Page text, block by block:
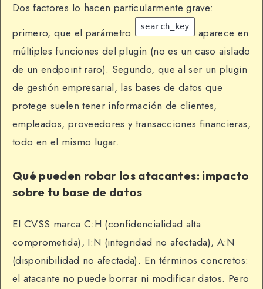
Dos factores lo hacen particularmente grave:
primero, que el parámetro
search_key
aparece en
múltiples funciones del plugin (no es un caso aislado
de un endpoint raro). Segundo, que al ser un plugin
de gestión empresarial, las bases de datos que
protege suelen tener información de clientes,
empleados, proveedores y transacciones financieras,
todo en el mismo lugar.
Qué pueden robar los atacantes: impacto
sobre tu base de datos
El CVSS marca C:H (confidencialidad alta
comprometida), I:N (integridad no afectada), A:N
(disponibilidad no afectada). En términos concretos:
el atacante no puede borrar ni modificar datos. Pero